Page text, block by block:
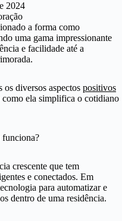
2024
a forma como
uma gama impressionante
e facilidade até a
os diversos aspectos positivos
como ela simplifica o cotidiano
funciona?
crescente que tem
e conectados. Em
para automatizar e
dentro de uma residência.